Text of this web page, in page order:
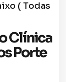
( Todas
Clínica
Porte